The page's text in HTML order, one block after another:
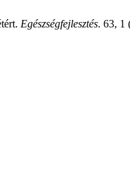
Egészségfejlesztés. 63, 1